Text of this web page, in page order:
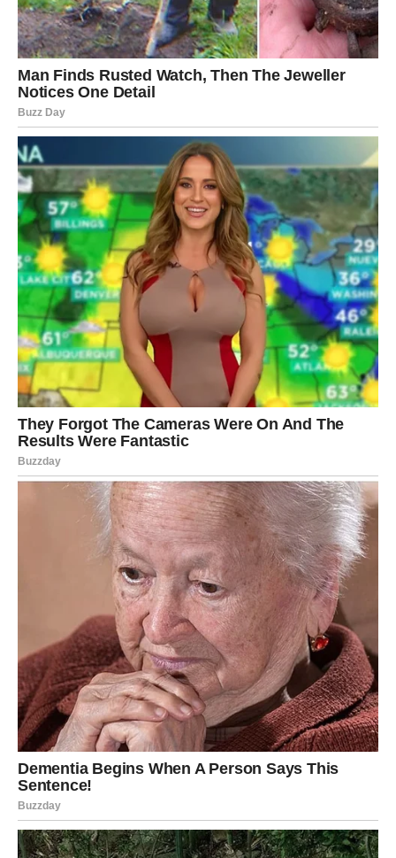
Do kraja aprila, Ovan prolazi kroz proces u kojem se
suočava sa sobom, sa svojim željama, strahovima i
istinama koje su dugo bile potisnute. I upravo kroz taj
proces dolazi do unutrašnje snage koja menja sve.